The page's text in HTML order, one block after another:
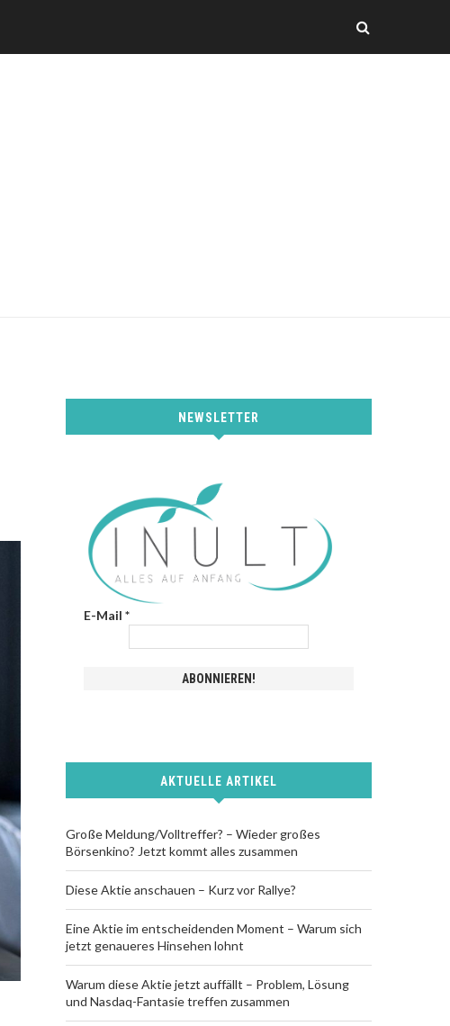
NEWSLETTER
E-Mail *
AKTUELLE ARTIKEL
Große Meldung/Volltreffer? – Wieder großes
Börsenkino? Jetzt kommt alles zusammen
Diese Aktie anschauen – Kurz vor Rallye?
Eine Aktie im entscheidenden Moment – Warum sich
jetzt genaueres Hinsehen lohnt
Warum diese Aktie jetzt auffällt – Problem, Lösung
und Nasdaq-Fantasie treffen zusammen